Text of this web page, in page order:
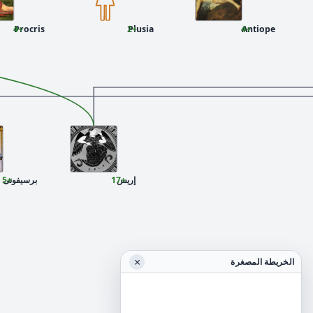
Procris
+4 Antiope
+4
Plusia
+2
برسيفونى
+5 إريس
+17
الخريطة المصغرة ×